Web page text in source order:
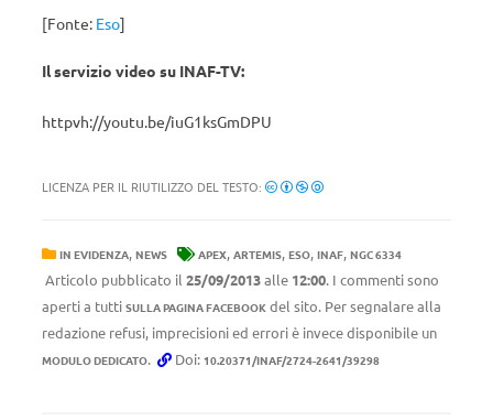
[Fonte: Eso]
Il servizio video su INAF-TV:
httpvh://youtu.be/iuG1ksGmDPU
LICENZA PER IL RIUTILIZZO DEL TESTO:
IN EVIDENZA, NEWS APEX, ARTEMIS, ESO, INAF, NGC 6334
Articolo pubblicato il 25/09/2013alle 12:00. I commenti sono
aperti a tutti SULLA PAGINA FACEBOOK del sito. Per segnalare alla
redazione refusi, imprecisioni ed errori è invece disponibile un
MODULO DEDICATO. Doi: 10.20371/INAF/2724-2641/39298